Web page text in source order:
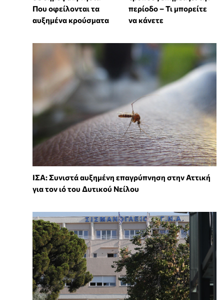
Που οφείλονται τα
αυξημένα κρούσματα
περίοδο – Τι μπορείτε
να κάνετε
ΙΣΑ: Συνιστά αυξημένη επαγρύπνηση στην Αττική
για τον ιό του Δυτικού Νείλου